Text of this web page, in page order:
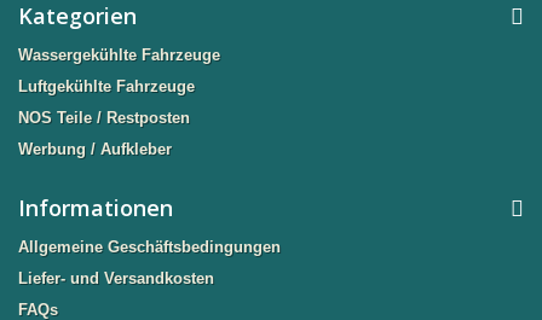
Kategorien
Wassergekühlte Fahrzeuge
Luftgekühlte Fahrzeuge
NOS Teile / Restposten
Werbung / Aufkleber
Informationen
Allgemeine Geschäftsbedingungen
Liefer- und Versandkosten
FAQs